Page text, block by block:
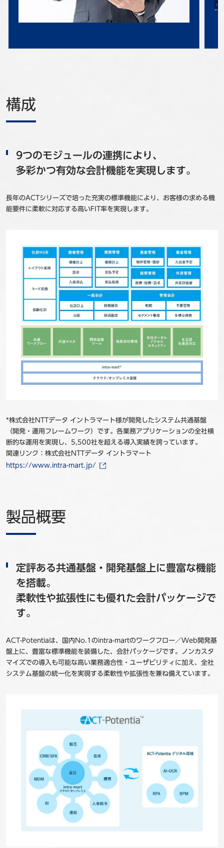
構成
9つのモジュールの連携により、
多彩かつ有効な会計機能を実現します。
長年のACTシリーズで培った充実の標準機能により、お客様の求める機
能要件に柔軟に対応する高いFIT率を実現します。
*株式会社NTTデータ イントラマート様が開発したシステム共通基盤
（開発・運用フレームワーク）です。各業務アプリケーションの全社横
断的な運用を実現し、5,500社を超える導入実績を誇っています。
関連リンク：株式会社NTTデータ イントラマート
https://www.intra-mart.jp/
製品概要
定評ある共通基盤・開発基盤上に豊富な機能
を搭載。
柔軟性や拡張性にも優れた会計パッケージで
す。
ACT-Potentiaは、国内No.1のintra-martのワークフロー／Web開発基
盤上に、豊富な標準機能を装備した、会計パッケージです。ノンカスタ
マイズでの導入も可能な高い業務適合性・ユーザビリティに加え、全社
システム基盤の統一化を実現する柔軟性や拡張性を兼ね備えています。